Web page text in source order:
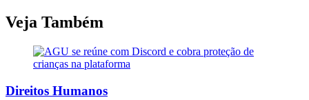
Veja Também
Direitos Humanos